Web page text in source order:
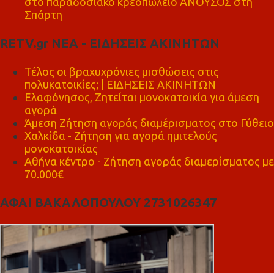
Σπάρτη
RETV.gr ΝΕΑ - ΕΙΔΗΣΕΙΣ ΑΚΙΝΗΤΩΝ
Τέλος οι βραχυχρόνιες μισθώσεις στις
πολυκατοικίες; | ΕΙΔΗΣΕΙΣ ΑΚΙΝΗΤΩΝ
Ελαφόνησος, Ζητείται μονοκατοικία για άμεση
αγορά
Άμεση Ζήτηση αγοράς διαμέρισματος στο Γύθειο
Χαλκίδα - Ζήτηση για αγορά ημιτελούς
μονοκατοικίας
Αθήνα κέντρο - Ζήτηση αγοράς διαμερίσματος με
70.000€
ΑΦΑΙ ΒΑΚΑΛΟΠΟΥΛΟΥ 2731026347